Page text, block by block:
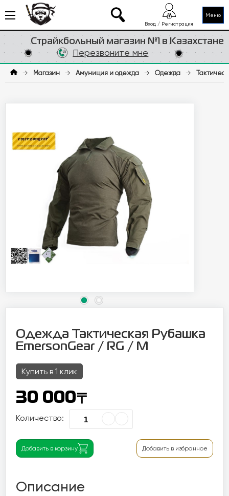
Меню
Страйкбольный магазин №1 в Казахстане
Вход / Регистрация
Перезвоните мне
→ Магазин → Амуниция и одежда → Одежда →
Одежда Тактическая Рубашка
EmersonGear / RG / M
Купить в 1 клик
30 000〒
Количество:
Добавить в корзину Добавить в избранное
Описание